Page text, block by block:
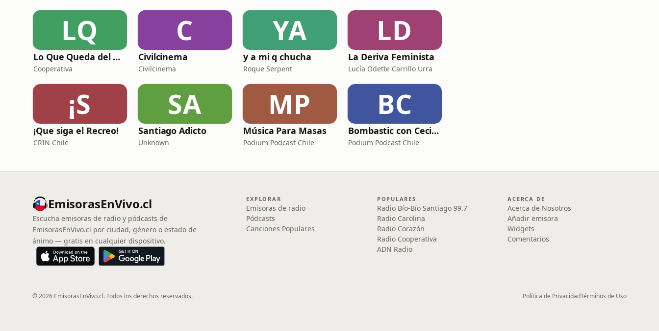
LQ
Lo Que Queda del Día
Cooperativa
C
Civilcinema
Civilcinema
YA
y a mi q chucha
Roque Serpent
LD
La Deriva Feminista
Lucía Odette Carrillo Urra
¡S
¡Que siga el Recreo!
CRIN Chile
SA
Santiago Adicto
Unknown
MP
Música Para Masas
Podium Podcast Chile
BC
Bombastic con Cecilia Gutiérrez
Podium Podcast Chile
EmisorasEnVivo.cl
Escucha emisoras de radio y pódcasts de
EmisorasEnVivo.cl por ciudad, género o estado de
ánimo — gratis en cualquier dispositivo.
EXPLORAR
Emisoras de radio
Pódcasts
Canciones Populares
POPULARES
Radio Bío-Bío Santiago 99.7
Radio Carolina
Radio Corazón
Radio Cooperativa
ADN Radio
ACERCA DE
Acerca de Nosotros
Añadir emisora
Widgets
Comentarios
© 2026 EmisorasEnVivo.cl. Todos los derechos reservados. Política de PrivacidadTérminos de Uso